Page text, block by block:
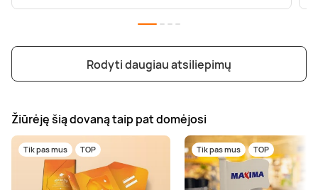
Rodyti daugiau atsiliepimų
Žiūrėję šią dovaną taip pat domėjosi
Tik pas mus TOP Tik pas mus TOP